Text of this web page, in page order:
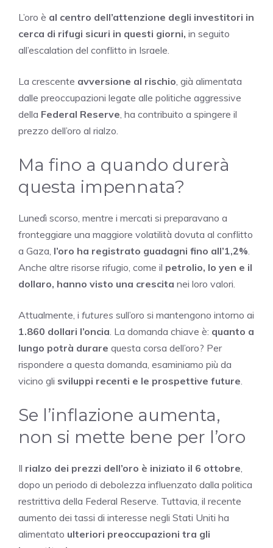
L’oro è al centro dell’attenzione degli investitori in
cerca di rifugi sicuri in questi giorni, in seguito
all’escalation del conflitto in Israele.
La crescente avversione al rischio , già alimentata
dalle preoccupazioni legate alle politiche aggressive
della Federal Reserve , ha contribuito a spingere il
prezzo dell’oro al rialzo.
Ma fino a quando durerà
questa impennata?
Lunedì scorso, mentre i mercati si preparavano a
fronteggiare una maggiore volatilità dovuta al conflitto
a Gaza, l’oro ha registrato guadagni fino all’1,2%
Anche altre risorse rifugio, come il petrolio, lo yen e il
dollaro, hanno visto una crescita nei loro valori.
Attualmente, i futures sull’oro si mantengono intorno ai
1.860 dollari l’oncia . La domanda chiave è: quanto a
lungo potrà durare questa corsa dell’oro? Per
rispondere a questa domanda, esaminiamo più da
vicino gli sviluppi recenti e le prospettive future
Se l’inflazione aumenta,
non si mette bene per l’oro
Il rialzo dei prezzi dell’oro è iniziato il 6 ottobre
dopo un periodo di debolezza influenzato dalla politica
restrittiva della Federal Reserve. Tuttavia, il recente
aumento dei tassi di interesse negli Stati Uniti ha
alimentato ulteriori preoccupazioni tra gli